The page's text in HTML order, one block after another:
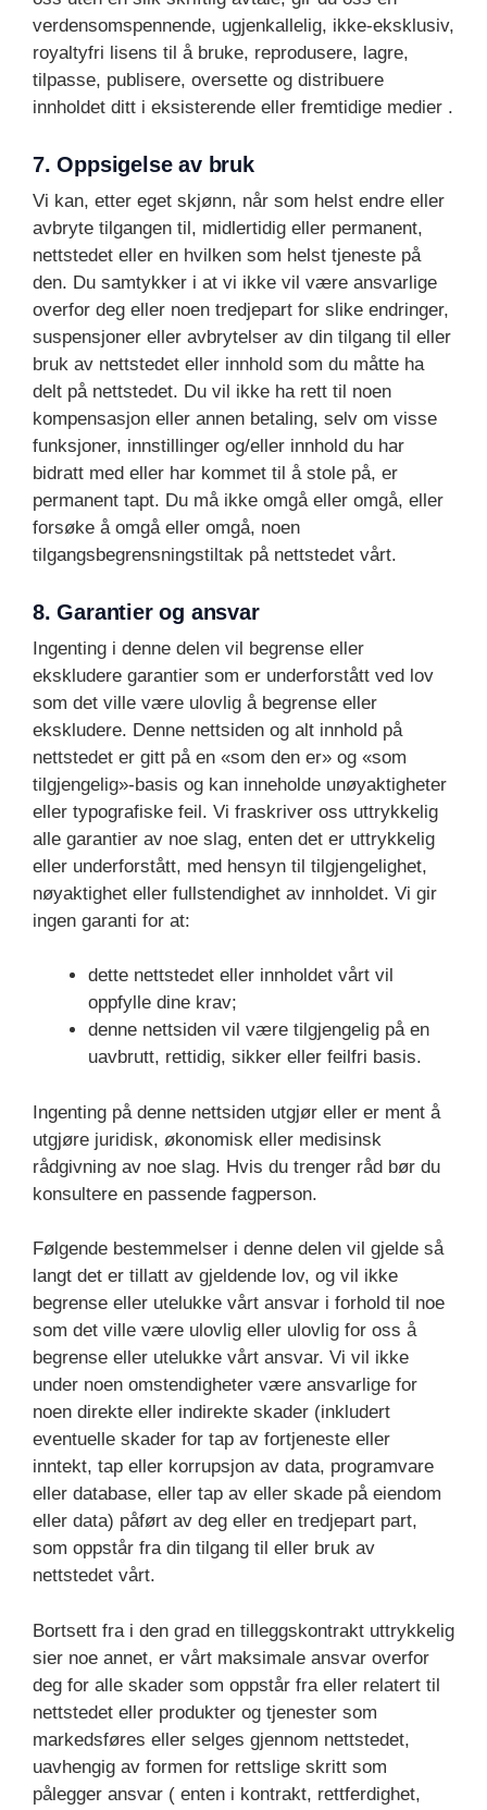
verdensomspennende, ugjenkallelig, ikke-eksklusiv,
royaltyfri lisens til å bruke, reprodusere, lagre,
tilpasse, publisere, oversette og distribuere
innholdet ditt i eksisterende eller fremtidige medier .
7. Oppsigelse av bruk
Vi kan, etter eget skjønn, når som helst endre eller
avbryte tilgangen til, midlertidig eller permanent,
nettstedet eller en hvilken som helst tjeneste på
den. Du samtykker i at vi ikke vil være ansvarlige
overfor deg eller noen tredjepart for slike endringer,
suspensjoner eller avbrytelser av din tilgang til eller
bruk av nettstedet eller innhold som du måtte ha
delt på nettstedet. Du vil ikke ha rett til noen
kompensasjon eller annen betaling, selv om visse
funksjoner, innstillinger og/eller innhold du har
bidratt med eller har kommet til å stole på, er
permanent tapt. Du må ikke omgå eller omgå, eller
forsøke å omgå eller omgå, noen
tilgangsbegrensningstiltak på nettstedet vårt.
8. Garantier og ansvar
Ingenting i denne delen vil begrense eller
ekskludere garantier som er underforstått ved lov
som det ville være ulovlig å begrense eller
ekskludere. Denne nettsiden og alt innhold på
nettstedet er gitt på en «som den er» og «som
tilgjengelig»-basis og kan inneholde unøyaktigheter
eller typografiske feil. Vi fraskriver oss uttrykkelig
alle garantier av noe slag, enten det er uttrykkelig
eller underforstått, med hensyn til tilgjengelighet,
nøyaktighet eller fullstendighet av innholdet. Vi gir
ingen garanti for at:
dette nettstedet eller innholdet vårt vil
oppfylle dine krav;
denne nettsiden vil være tilgjengelig på en
uavbrutt, rettidig, sikker eller feilfri basis.
Ingenting på denne nettsiden utgjør eller er ment å
utgjøre juridisk, økonomisk eller medisinsk
rådgivning av noe slag. Hvis du trenger råd bør du
konsultere en passende fagperson.
Følgende bestemmelser i denne delen vil gjelde så
langt det er tillatt av gjeldende lov, og vil ikke
begrense eller utelukke vårt ansvar i forhold til noe
som det ville være ulovlig eller ulovlig for oss å
begrense eller utelukke vårt ansvar. Vi vil ikke
under noen omstendigheter være ansvarlige for
noen direkte eller indirekte skader (inkludert
eventuelle skader for tap av fortjeneste eller
inntekt, tap eller korrupsjon av data, programvare
eller database, eller tap av eller skade på eiendom
eller data) påført av deg eller en tredjepart part,
som oppstår fra din tilgang til eller bruk av
nettstedet vårt.
Bortsett fra i den grad en tilleggskontrakt uttrykkelig
sier noe annet, er vårt maksimale ansvar overfor
deg for alle skader som oppstår fra eller relatert til
nettstedet eller produkter og tjenester som
markedsføres eller selges gjennom nettstedet,
uavhengig av formen for rettslige skritt som
pålegger ansvar ( enten i kontrakt, rettferdighet,